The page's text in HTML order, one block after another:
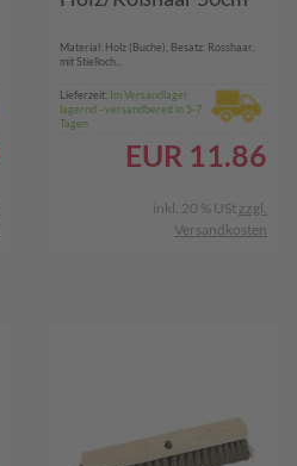
Material: Holz (Buche), Besatz: Rosshaar,
mit Stielloch...
Lieferzeit: Im Versandlager
lagernd - versandbereit in 5-7
Tagen
EUR 11.86
inkl. 20 % USt zzgl.
Versandkosten